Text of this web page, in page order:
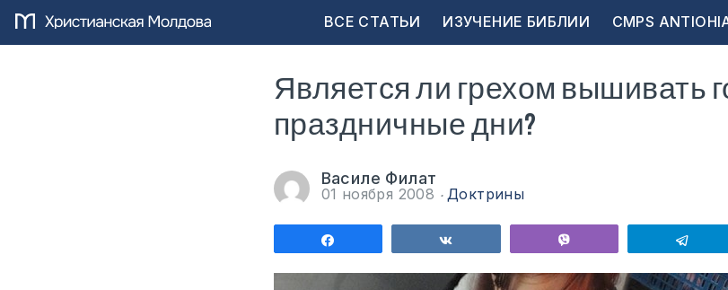
ВСЕ СТАТЬИ ИЗУЧЕНИЕ БИБЛИИ CMPS
Является ли грехом вышивать
праздничные дни?
Василе Филат
01 ноября 2008 Доктрины